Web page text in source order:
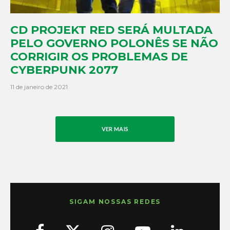
CD PROJEKT RED SERÁ MULTADA
PELO GOVERNO POLONÊS SE NÃO
CORRIGIR OS PROBLEMAS DE
CYBERPUNK 2077
11 de janeiro de 2021
VER MAIS
SIGAM NOSSAS REDES